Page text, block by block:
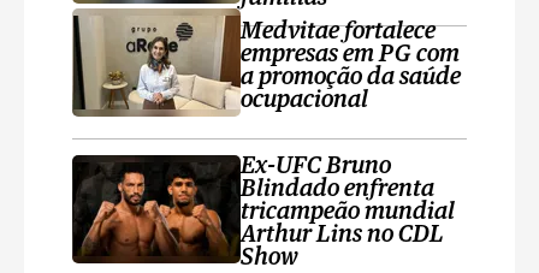
Medvitae fortalece
empresas em PG com
a promoção da saúde
ocupacional
Ex-UFC Bruno
Blindado enfrenta
tricampeão mundial
Arthur Lins no CDL
Show